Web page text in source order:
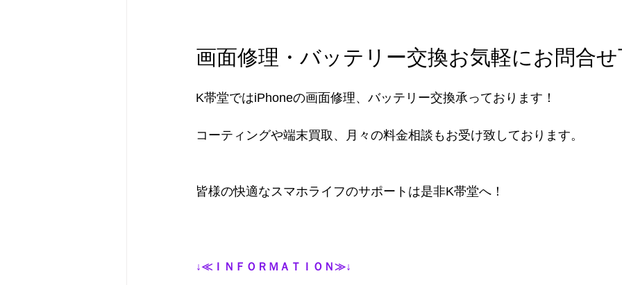
画面修理・バッテリー交換お気軽にお問合
K帯堂ではiPhoneの画面修理、バッテリー交換承っております！
コーティングや端末買取、月々の料金相談もお受け致しております。
皆様の快適なスマホライフのサポートは是非K帯堂へ！
↓≪ＩＮＦＯＲＭＡＴＩＯＮ≫↓